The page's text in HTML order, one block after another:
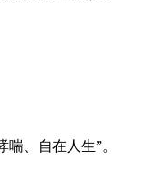
、自在人生”。